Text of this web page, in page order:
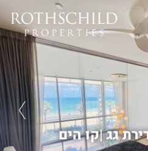
גג|קו הים